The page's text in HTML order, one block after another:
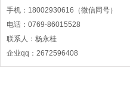
手机：18002930616（微信同号）
电话：0769-86015528
联系人：杨永桂
企业qq：2672596408